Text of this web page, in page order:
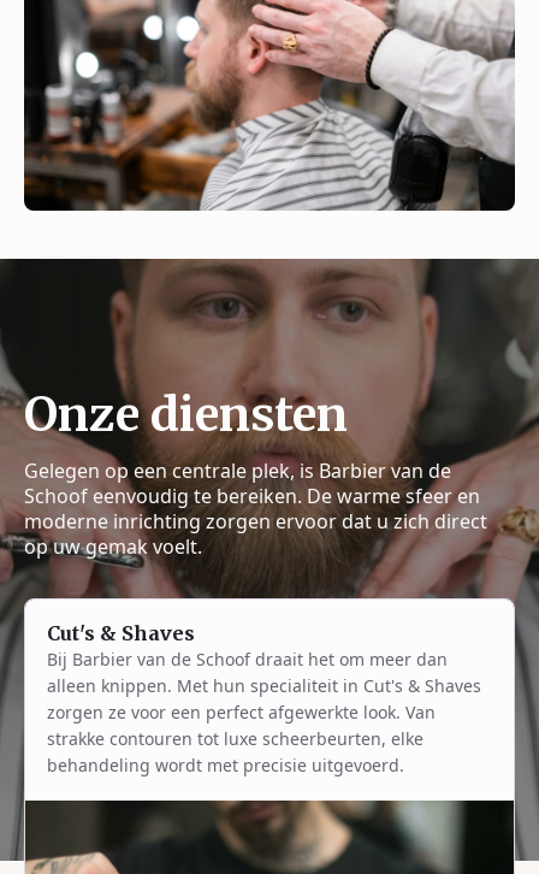
Onze diensten
Gelegen op een centrale plek, is Barbier van de
Schoof eenvoudig te bereiken. De warme sfeer en
moderne inrichting zorgen ervoor dat u zich direct
op uw gemak voelt.
Cut's & Shaves
Bij Barbier van de Schoof draait het om meer dan
alleen knippen. Met hun specialiteit in Cut's & Shaves
zorgen ze voor een perfect afgewerkte look. Van
strakke contouren tot luxe scheerbeurten, elke
behandeling wordt met precisie uitgevoerd.